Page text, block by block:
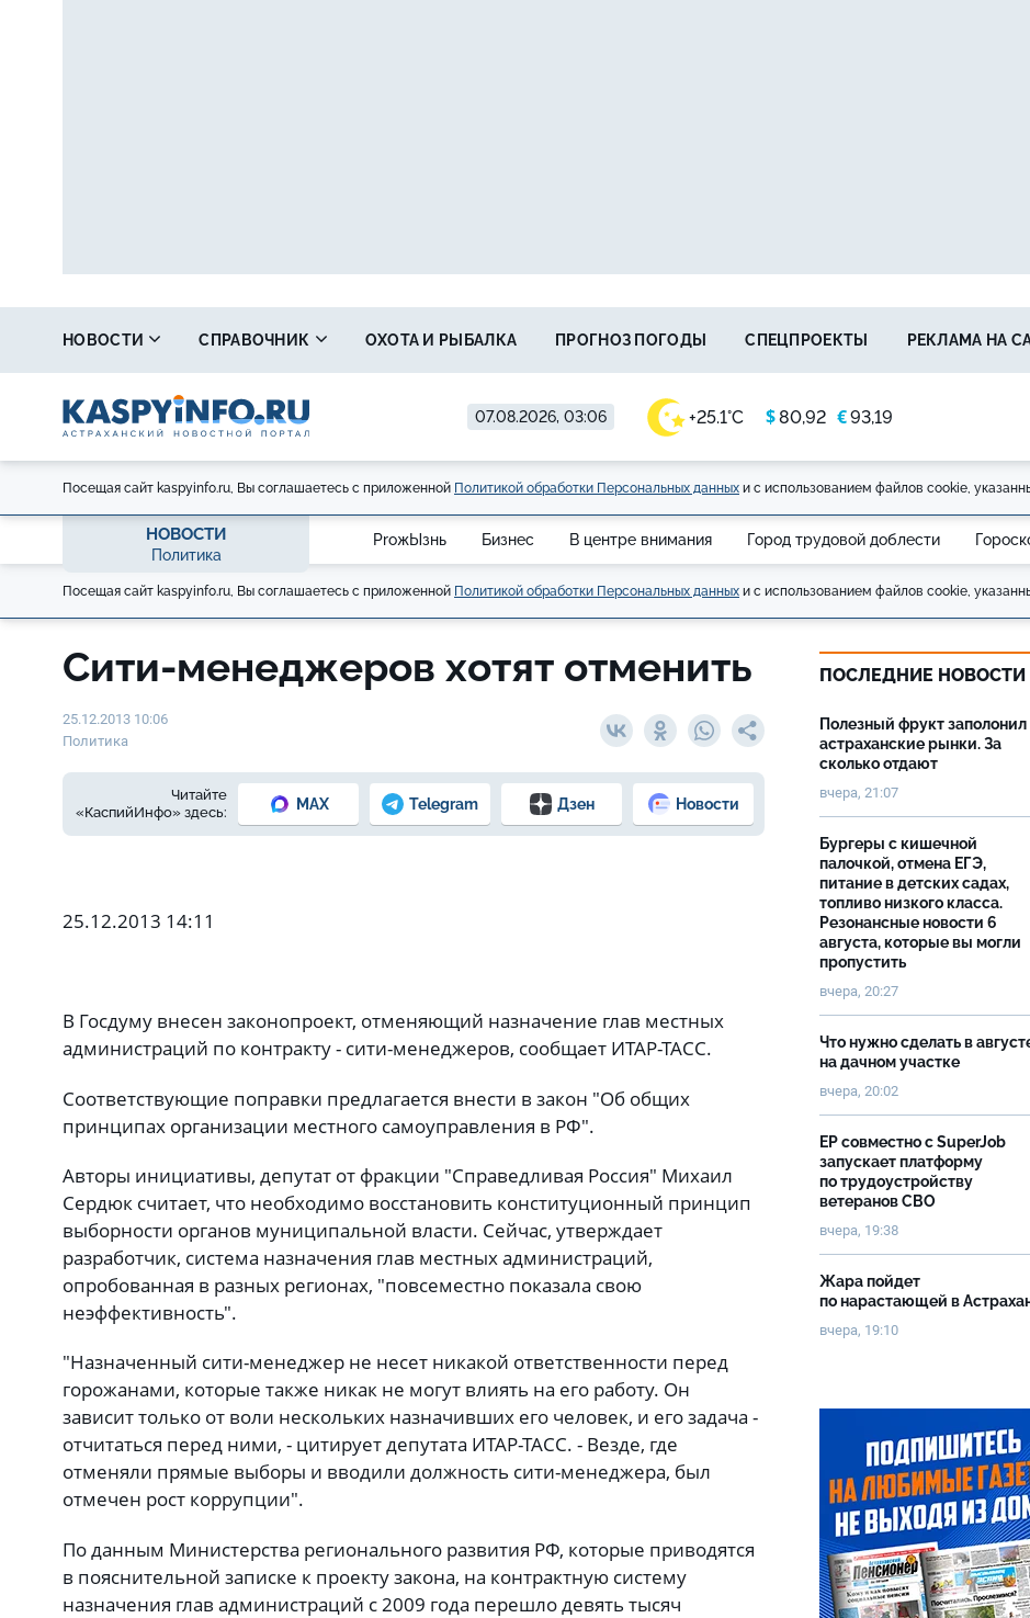
07.08.2026, 03:06 +25.1°C $80,92 €93,19
НОВОСТИ СПРАВОЧНИК ОХОТА И РЫБАЛКА ПРОГНОЗ ПОГОДЫ СПЕЦПРОЕКТЫ РЕКЛАМА НА
Посещая сайт kaspyinfo.ru, Вы соглашаетесь с приложенной Политикой обработки Персональных данных и с использованием файлов cookie,
НОВОСТИ
Политика
ProжЫзнь Бизнес В центре внимания Город трудовой доблести
Посещая сайт kaspyinfo.ru, Вы соглашаетесь с приложенной Политикой обработки Персональных данных и с использованием файлов cookie,
Сити-менеджеров хотят отменить
25.12.2013 10:06
Политика
Читайте
«КаспийИнфо» здесь:
MAX Telegram Дзен Новости
25.12.2013 14:11
В Госдуму внесен законопроект, отменяющий назначение глав местных
администраций по контракту - сити-менеджеров, сообщает ИТАР-ТАСС.
Соответствующие поправки предлагается внести в закон "Об общих
принципах организации местного самоуправления в РФ".
Авторы инициативы, депутат от фракции "Справедливая Россия" Михаил
Сердюк считает, что необходимо восстановить конституционный принцип
выборности органов муниципальной власти. Сейчас, утверждает
разработчик, система назначения глав местных администраций,
опробованная в разных регионах, "повсеместно показала свою
неэффективность".
"Назначенный сити-менеджер не несет никакой ответственности перед
горожанами, которые также никак не могут влиять на его работу. Он
зависит только от воли нескольких назначивших его человек, и его задача -
отчитаться перед ними, - цитирует депутата ИТАР-ТАСС. - Везде, где
отменяли прямые выборы и вводили должность сити-менеджера, был
отмечен рост коррупции".
По данным Министерства регионального развития РФ, которые приводятся
в пояснительной записке к проекту закона, на контрактную систему
назначения глав администраций с 2009 года перешло девять тысяч
ПОСЛЕДНИЕ НОВОСТИ
Полезный фрукт заполонил
астраханские рынки. За
сколько отдают
вчера, 21:07
Бургеры с кишечной
палочкой, отмена ЕГЭ,
питание в детских садах,
топливо низкого класса.
Резонансные новости 6
августа, которые вы могли
пропустить
вчера, 20:27
Что нужно сделать в
на дачном участке
вчера, 20:02
ЕР совместно с SuperJob
запускает платформу
по трудоустройству
ветеранов СВО
вчера, 19:38
Жара пойдет
по нарастающей в
вчера, 19:10